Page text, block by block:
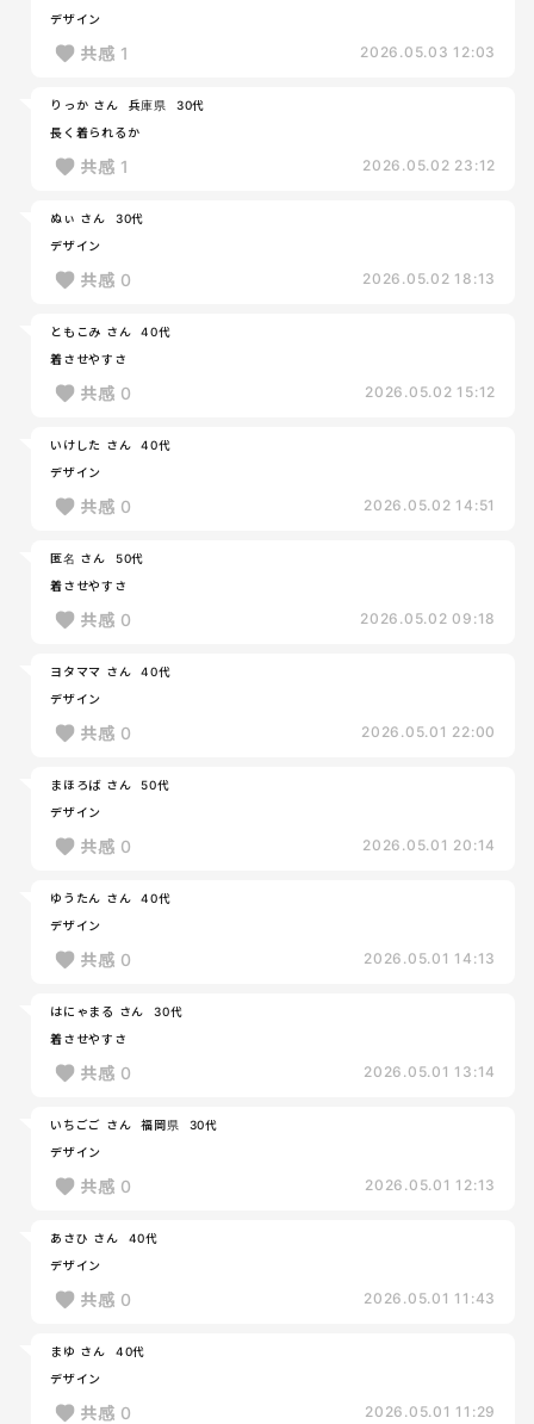
デザイン
共感 1 2026.05.03 12:03
りっか さん 兵庫県
30代
長く着られるか
共感 1 2026.05.02 23:12
ぬぃ さん
30代
デザイン
共感 0 2026.05.02 18:13
ともこみ さん
40代
着させやすさ
共感 0 2026.05.02 15:12
いけした さん
40代
デザイン
共感 0 2026.05.02 14:51
匿名 さん
50代
着させやすさ
共感 0 2026.05.02 09:18
ヨタママ さん
40代
デザイン
共感 0 2026.05.01 22:00
まほろば さん
50代
デザイン
共感 0 2026.05.01 20:14
ゆうたん さん
40代
デザイン
共感 0 2026.05.01 14:13
はにゃまる さん
30代
着させやすさ
共感 0 2026.05.01 13:14
いちごご さん 福岡県
30代
デザイン
共感 0 2026.05.01 12:13
あさひ さん
40代
デザイン
共感 0 2026.05.01 11:43
まゆ さん
40代
デザイン
共感 0 2026.05.01 11:29